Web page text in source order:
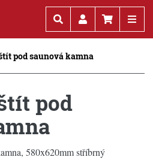
pod saunová kamna
pod
580x620mm stříbrný